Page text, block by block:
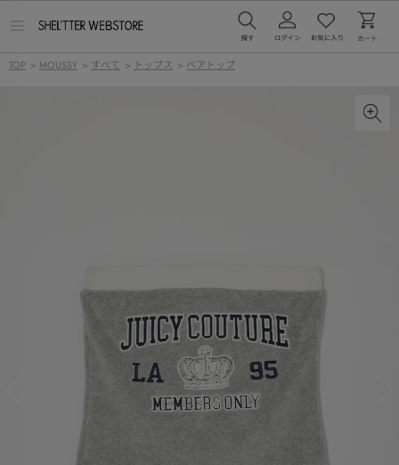
ー
TOP > MOUSSY > すべて > トップス > ベアトップ